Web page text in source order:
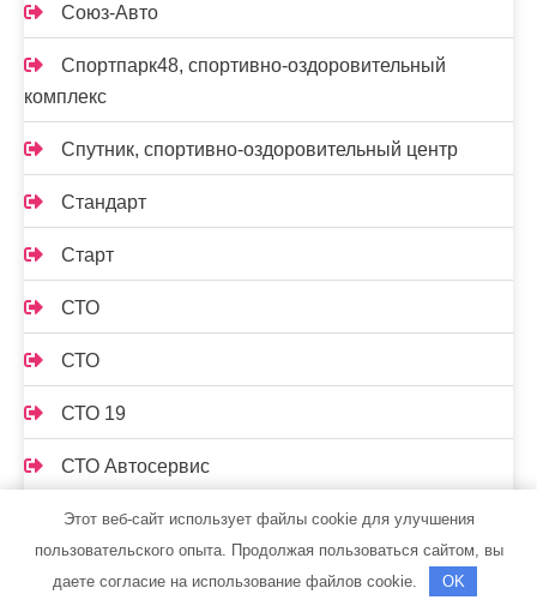
Союз-Авто
Спортпарк48, спортивно-оздоровительный
комплекс
Спутник, спортивно-оздоровительный центр
Стандарт
Старт
СТО
СТО
СТО 19
СТО Автосервис
СТО Градиент
Этот веб-сайт использует файлы cookie для улучшения
пользовательского опыта. Продолжая пользоваться сайтом, вы
даете согласие на использование файлов cookie.
OK